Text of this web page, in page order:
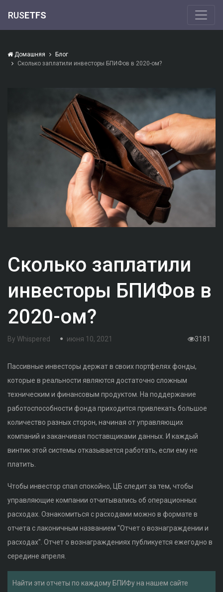
RUSETFS
Домашняя
Блог
Сколько заплатили инвесторы БПИФов в 2020-ом?
Сколько заплатили
инвесторы БПИФов в
2020-ом?
By Whispered июня 10, 2021 3181
Пассивные инвесторы держат в своих портфелях фонды,
которые в реальности являются достаточно сложным
техническим и финансовым продуктом. На поддержание
работоспособности фонда приходится привлекать большое
количество разных сторон, начиная от управляющих
компаний и заканчивая поставщиками данных. И каждый
винтик этой системы отказывается работать, если ему не
платить.
Чтобы инвестор спал спокойно, ЦБ следит за тем, чтобы
управляющие компании отчитывались об операционных
расходах. Ознакомиться с расходами можно в формате в
отчета с лаконичным названием "Отчет о вознаграждении и
расходах". Отчет о вознаграждениях публикуется ежегодно в
середине апреля.
Найти эти отчеты по каждому БПИФу на нашем сайте